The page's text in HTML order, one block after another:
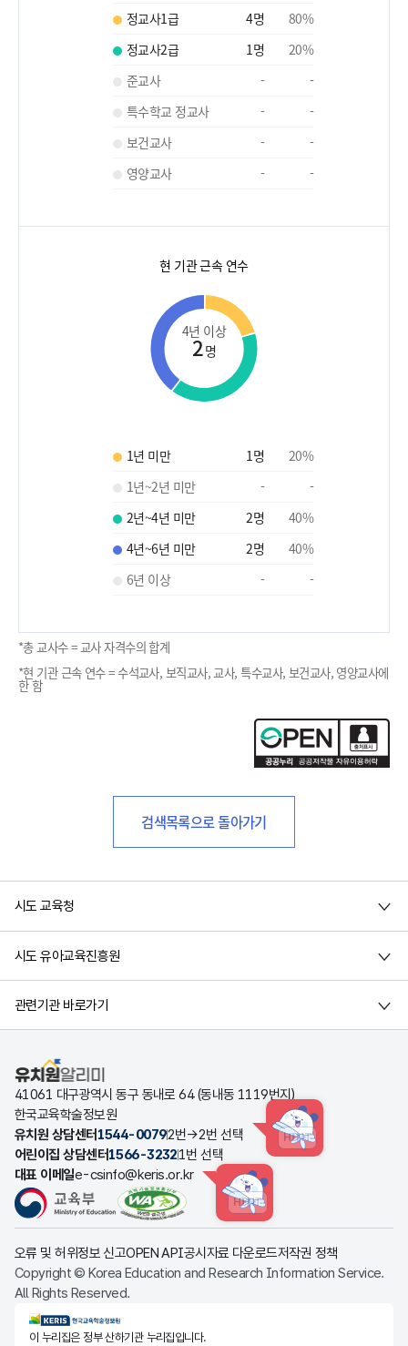
정교사1급
4명 80%
정교사2급
1명 20%
준교사
-
-
특수학교 정교사
-
-
보건교사
-
-
영양교사
- -
현 기관 근속 연수
4년 이상
2명
1년 미만 1명 20%
1년~2년 미만
-
-
2년~4년 미만
2명 40%
4년~6년 미만
2명 40%
6년 이상
- -
*총 교사수 = 교사 자격수의 합계
*현 기관 근속 연수 = 수석교사, 보직교사, 교사, 특수교사, 보건교사, 영양교사에
한 함
검색목록으로 돌아가기
시도 교육청
시도 유아교육진흥원
관련기관 바로가기
유치원알리미
41061 대구광역시 동구 동내로 64 (동내동 1119번지)
한국교육학술정보원
유치원 상담센터 1544-00792번→2번 선택 HINT
어린이집 상담센터1566-32321번 선택
대표 이메일e-csinfo@keris.or.kr
HINT
오류 및 허위정보 신고OPEN API공시자료 다운로드저작권 정책
Copyright © Korea Education and Research Information Service.
All Rights Reserved.
KERIS한국교육학술정보원
이 누리집은 정부 산하기관 누리집입니다.